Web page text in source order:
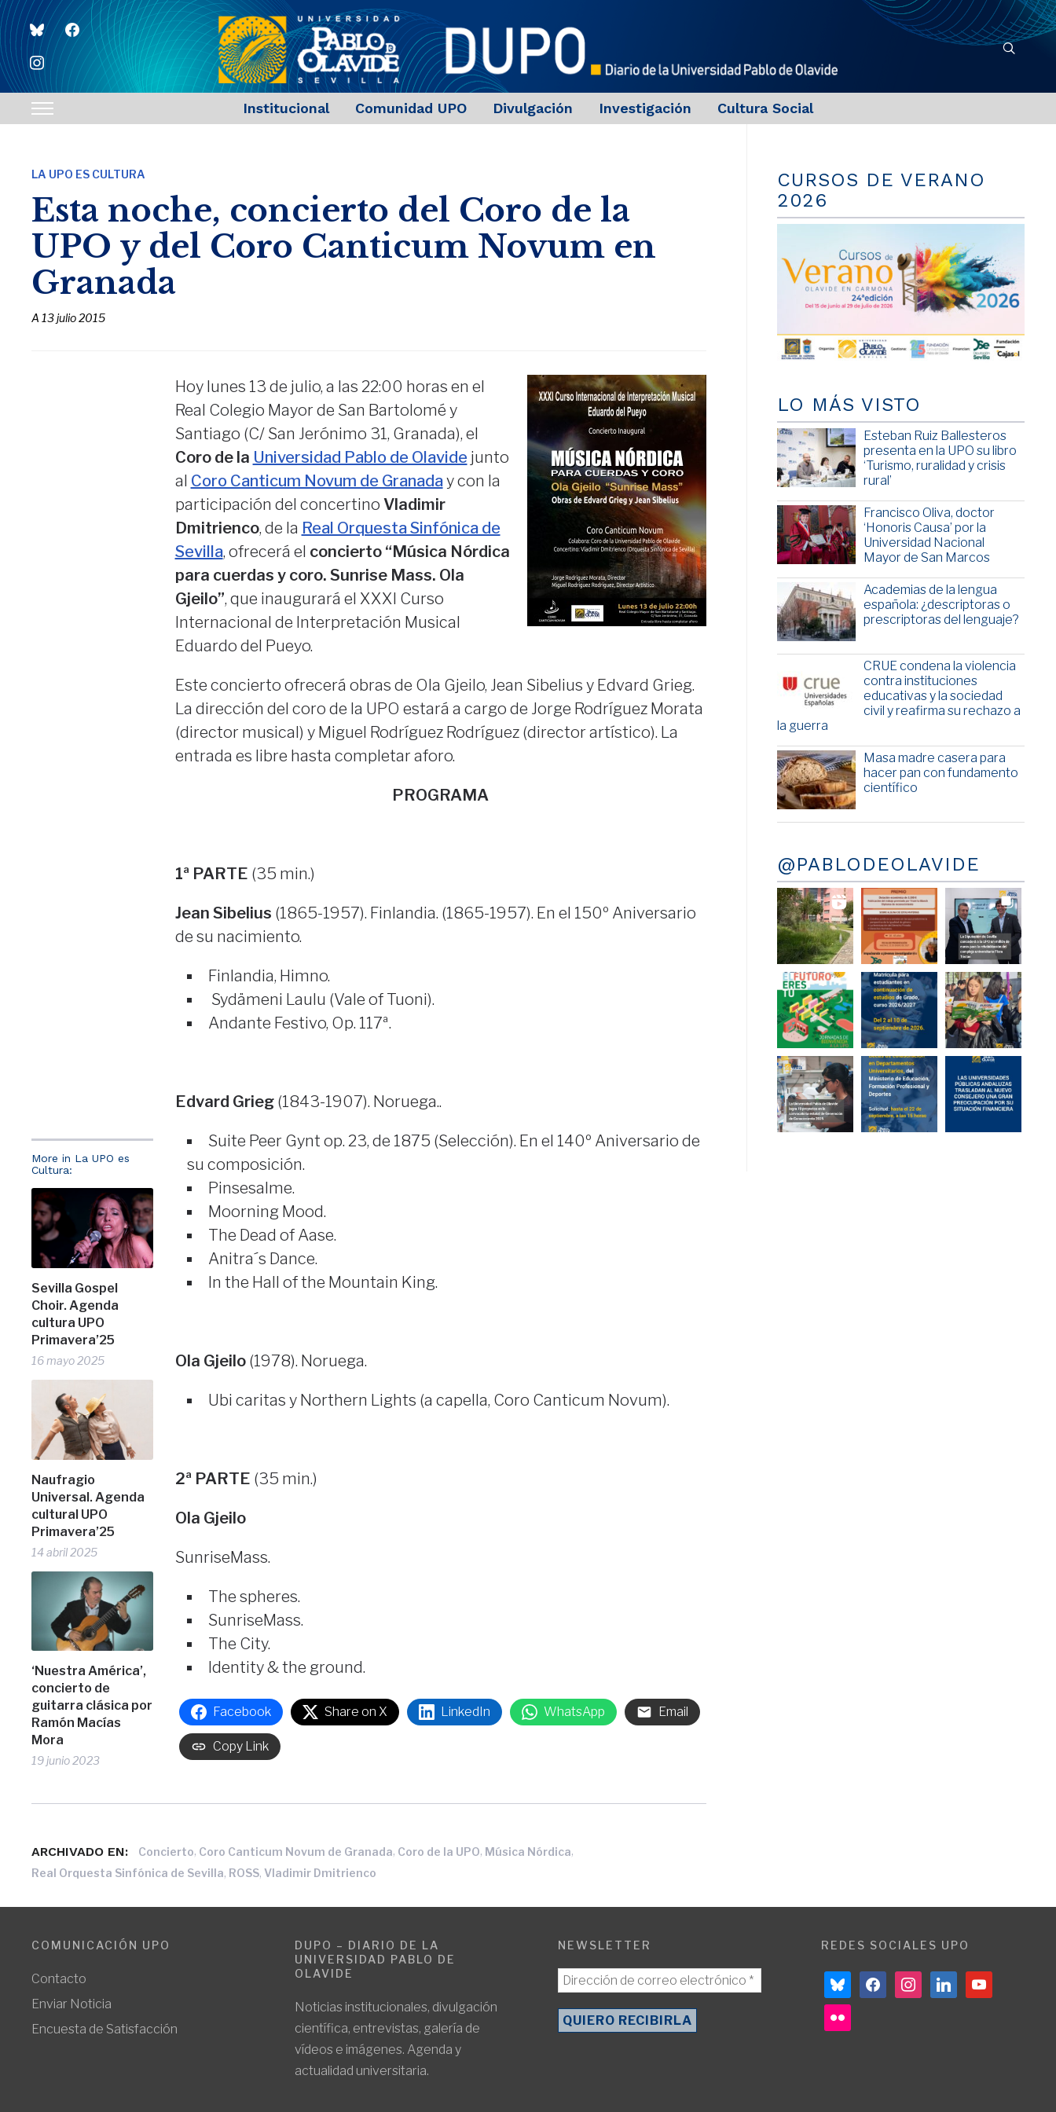
blueskyfacebook
instagram
Toggle
navigation
Institucional Comunidad UPO Divulgación Investigación Cultura Social
LA UPO ES CULTURA
Esta noche, concierto del Coro de la
UPO y del Coro Canticum Novum en
Granada
A 13 julio 2015
More in La UPO es
Cultura:
Sevilla Gospel
Choir. Agenda
cultura UPO
Primavera’25
16 mayo 2025
Naufragio
Universal. Agenda
cultural UPO
Primavera’25
14 abril 2025
‘Nuestra América’,
concierto de
guitarra clásica por
Ramón Macías
Mora
19 junio 2023
Hoy lunes 13 de julio, a las 22:00 horas en el
Real Colegio Mayor de San Bartolomé y
Santiago (C/ San Jerónimo 31, Granada), el
Coro de la Universidad Pablo de Olavidejunto
al Coro Canticum Novum de Granaday con la
participación del concertino Vladimir
Dmitrienco, de la Real Orquesta Sinfónica de
Sevilla, ofrecerá el concierto “Música Nórdica
para cuerdas y coro. Sunrise Mass. Ola
Gjeilo”, que inaugurará el XXXI Curso
Internacional de Interpretación Musical
Eduardo del Pueyo.
Este concierto ofrecerá obras de Ola Gjeilo, Jean Sibelius y Edvard Grieg.
La dirección del coro de la UPO estará a cargo de Jorge Rodríguez Morata
(director musical) y Miguel Rodríguez Rodríguez (director artístico). La
entrada es libre hasta completar aforo.
PROGRAMA
1ª PARTE (35 min.)
Jean Sibelius (1865-1957). Finlandia. (1865-1957). En el 150º Aniversario
de su nacimiento.
Finlandia, Himno.
Sydämeni Laulu (Vale of Tuoni).
Andante Festivo, Op. 117ª.
Edvard Grieg(1843-1907). Noruega..
Suite Peer Gynt op. 23, de 1875 (Selección). En el 140º Aniversario de
su composición.
Pinsesalme.
Moorning Mood.
The Dead of Aase.
Anitra´s Dance.
In the Hall of the Mountain King.
Ola Gjeilo(1978). Noruega.
Ubi caritas y Northern Lights (a capella, Coro Canticum Novum).
2ª PARTE (35 min.)
Ola Gjeilo
SunriseMass.
The spheres.
SunriseMass.
The City.
Identity & the ground.
Facebook Share on X LinkedIn WhatsApp Email
Copy Link
ARCHIVADO EN: Concierto, Coro Canticum Novum de Granada, Coro de la UPO, Música Nórdica,
Real Orquesta Sinfónica de Sevilla, ROSS,Vladimir Dmitrienco
CURSOS DE VERANO
2026
LO MÁS VISTO
Esteban Ruiz Ballesteros
presenta en la UPO su libro
‘Turismo, ruralidad y crisis
rural’
Francisco Oliva, doctor
‘Honoris Causa’ por la
Universidad Nacional
Mayor de San Marcos
Academias de la lengua
española: ¿descriptoras o
prescriptoras del lenguaje?
CRUE condena la violencia
contra instituciones
educativas y la sociedad
civil y reafirma su rechazo a
la guerra
Masa madre casera para
hacer pan con fundamento
científico
@PABLODEOLAVIDE
COMUNICACIÓN UPO
Contacto
Enviar Noticia
Encuesta de Satisfacción
DUPO – DIARIO DE LA
UNIVERSIDAD PABLO DE
OLAVIDE
Noticias institucionales, divulgación
científica, entrevistas, galería de
vídeos e imágenes. Agenda y
actualidad universitaria.
NEWSLETTER REDES SOCIALES UPO
blueskyfacebookinstagramlinkedin youtube
flickr